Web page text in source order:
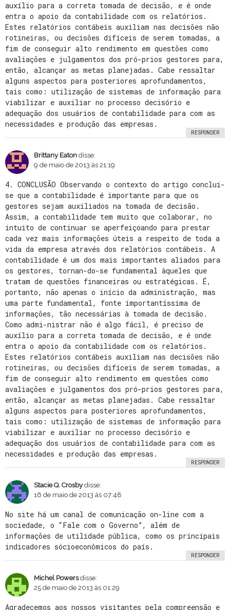
auxílio para a correta tomada de decisão, e é onde
entra o apoio da contabilidade com os relatórios.
Estes relatórios contábeis auxiliam nas decisões não
rotineiras, ou decisões difíceis de serem tomadas, a
fim de conseguir alto rendimento em questões como
avaliações e julgamentos dos pró-prios gestores para,
então, alcançar as metas planejadas. Cabe ressaltar
alguns aspectos para posteriores aprofundamentos,
tais como: utilização de sistemas de informação para
viabilizar e auxiliar no processo decisório e
adequação dos usuários de contabilidade para com as
necessidades e produção das empresas.
RESPONDER
Brittany Eaton disse:
9 de maio de 2013 às 21:19
4. CONCLUSÃO Observando o contexto do artigo conclui-
se que a contabilidade é importante para que os
gestores sejam auxiliados na tomada de decisão.
Assim, a contabilidade tem muito que colaborar, no
intuito de continuar se aperfeiçoando para prestar
cada vez mais informações úteis a respeito de toda a
vida da empresa através dos relatórios contábeis. A
contabilidade é um dos mais importantes aliados para
os gestores, tornan-do-se fundamental àqueles que
tratam de questões financeiras ou estratégicas. É,
portanto, não apenas o início da administração, mas
uma parte fundamental, fonte importantíssima de
informações, tão necessárias à tomada de decisão.
Como admi-nistrar não é algo fácil, é preciso de
auxílio para a correta tomada de decisão, e é onde
entra o apoio da contabilidade com os relatórios.
Estes relatórios contábeis auxiliam nas decisões não
rotineiras, ou decisões difíceis de serem tomadas, a
fim de conseguir alto rendimento em questões como
avaliações e julgamentos dos pró-prios gestores para,
então, alcançar as metas planejadas. Cabe ressaltar
alguns aspectos para posteriores aprofundamentos,
tais como: utilização de sistemas de informação para
viabilizar e auxiliar no processo decisório e
adequação dos usuários de contabilidade para com as
necessidades e produção das empresas.
RESPONDER
Stacie Q. Crosby disse:
16 de maio de 2013 às 07:48
No site há um canal de comunicação on-line com a
sociedade, o “Fale com o Governo”, além de
informações de utilidade pública, como os principais
indicadores sócioeconômicos do país.
RESPONDER
Michel Powers disse:
25 de maio de 2013 às 01:29
Agradecemos aos nossos visitantes pela compreensão e